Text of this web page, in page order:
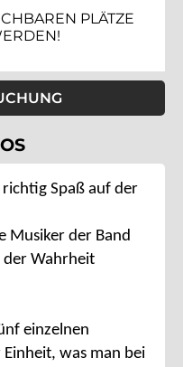
PLÄTZE
richtig Spaß auf der
Musiker der Band
der Wahrheit
einzelnen
was man bei